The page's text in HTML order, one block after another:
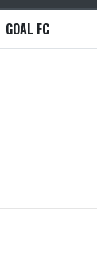
GOAL FC